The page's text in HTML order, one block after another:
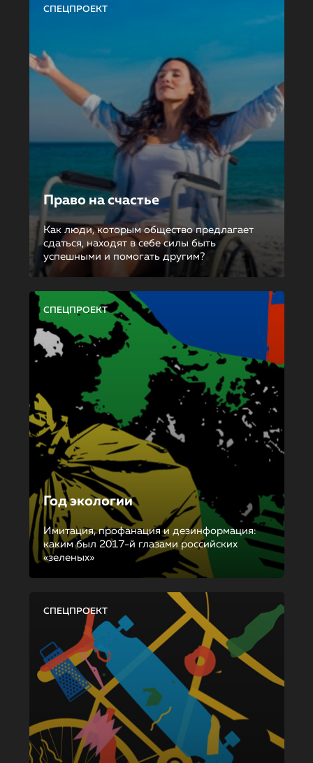
СПЕЦПРОЕКТ
Право на счастье
Как люди, которым общество предлагает
сдаться, находят в себе силы быть
успешными и помогать другим?
СПЕЦПРОЕКТ
Год экологии
Имитация, профанация и дезинформация:
каким был 2017-й глазами российских
«зеленых»
СПЕЦПРОЕКТ